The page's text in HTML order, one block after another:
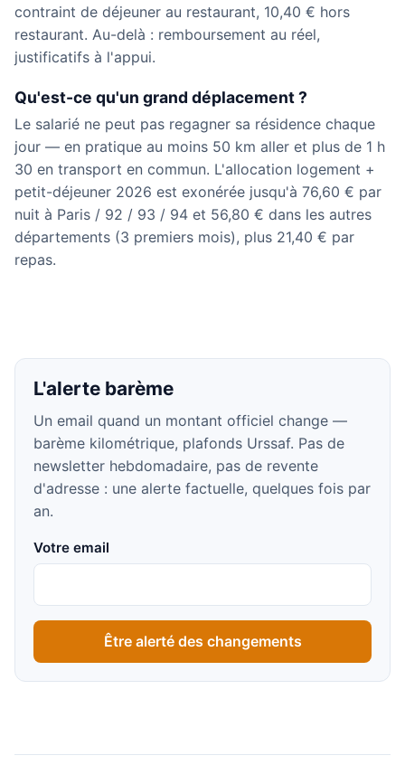
contraint de déjeuner au restaurant, 10,40 € hors
restaurant. Au-delà : remboursement au réel,
justificatifs à l'appui.
Qu'est-ce qu'un grand déplacement ?
Le salarié ne peut pas regagner sa résidence chaque
jour — en pratique au moins 50 km aller et plus de 1 h
30 en transport en commun. L'allocation logement +
petit-déjeuner 2026 est exonérée jusqu'à 76,60 € par
nuit à Paris / 92 / 93 / 94 et 56,80 € dans les autres
départements (3 premiers mois), plus 21,40 € par
repas.
L'alerte barème
Un email quand un montant officiel change —
barème kilométrique, plafonds Urssaf. Pas de
newsletter hebdomadaire, pas de revente
d'adresse : une alerte factuelle, quelques fois par
an.
Votre email
Être alerté des changements